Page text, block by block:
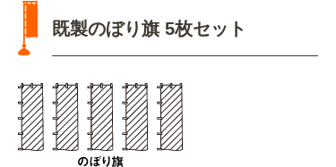
既製のぼり旗 5枚セット